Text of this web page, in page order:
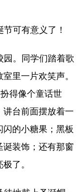
可有意义了！
园。同学们踏着歌
里一片欢笑声。
得像个童话世
台前面摆放着一
的小糖果；黑板
诞装饰；还有那窗
了。